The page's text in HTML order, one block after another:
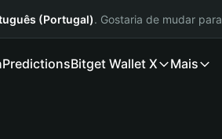
(Portugal). Gostaria de mudar para
PredictionsBitget Wallet X Mais